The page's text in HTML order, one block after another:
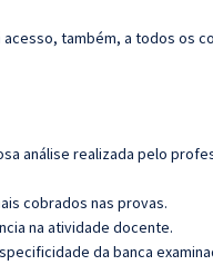
também, a todos os
análise realizada pelo
cobrados nas provas.
na atividade docente.
da banca